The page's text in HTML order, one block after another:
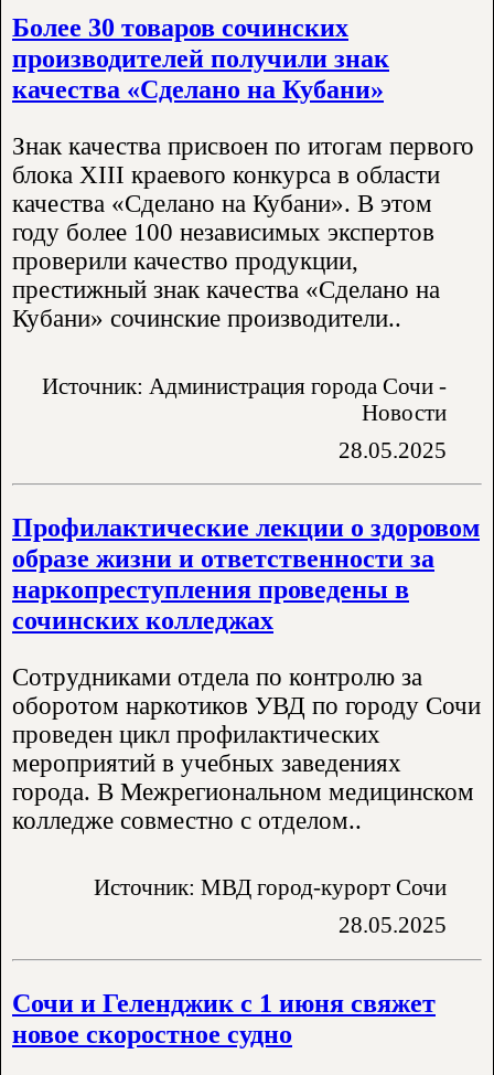
Более 30 товаров сочинских
производителей получили знак
качества «Сделано на Кубани»
Знак качества присвоен по итогам первого
блока XIII краевого конкурса в области
качества «Сделано на Кубани». В этом
году более 100 независимых экспертов
проверили качество продукции,
престижный знак качества «Сделано на
Кубани» сочинские производители..
Источник: Администрация города Сочи -
Новости
28.05.2025
Профилактические лекции о здоровом
образе жизни и ответственности за
наркопреступления проведены в
сочинских колледжах
Сотрудниками отдела по контролю за
оборотом наркотиков УВД по городу Сочи
проведен цикл профилактических
мероприятий в учебных заведениях
города. В Межрегиональном медицинском
колледже совместно с отделом..
Источник: МВД город-курорт Сочи
28.05.2025
Сочи и Геленджик с 1 июня свяжет
новое скоростное судно